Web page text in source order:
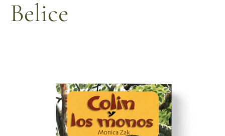
Belice